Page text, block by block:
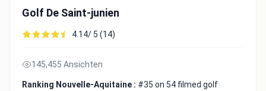
Golf De Saint-junien
4.14/ 5 (14)
145,455 Ansichten
Ranking Nouvelle-Aquitaine : #35 on 54 filmed golf